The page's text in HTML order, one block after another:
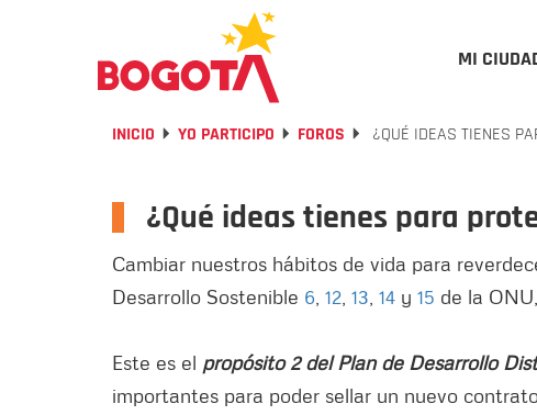
MI
INICIO YO PARTICIPO FOROS ¿QUÉ IDEAS TIENES
¿Qué ideas tienes para
Cambiar nuestros hábitos de vida para
Desarrollo Sostenible 6 12 13 14 y 15 de la
Este es el propósito 2 del Plan de Desarrollo
importantes para poder sellar un nuevo